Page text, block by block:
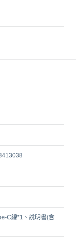
C線*1、說明書(含